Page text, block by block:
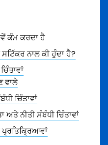
ਕੰਮ ਕਰਦਾ ਹੈ
ਨਾਲ ਕੀ ਹੁੰਦਾ ਹੈ?
ਵਾਲੇ
ਚਿੰਤਾਵਾਂ
ਅਤੇ ਨੀਤੀ ਸੰਬੰਧੀ ਚਿੰਤਾਵਾਂ